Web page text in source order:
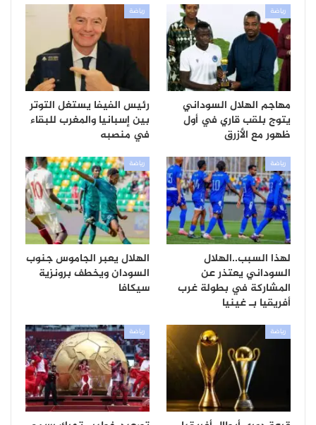
رياضة
مهاجم الهلال السوداني
يتوج بلقب قاري في أول
ظهور مع الأزرق
رياضة
رئيس الفيفا يستغل التوتر
بين إسبانيا والمغرب للبقاء
في منصبه
رياضة
لهذا السبب..الهلال
السوداني يعتذر عن
المشاركة في بطولة غرب
أفريقيا بـ غينيا
رياضة
الهلال يعبر الجاموس جنوب
السودان ويخطف برونزية
سيكافا
رياضة رياضة